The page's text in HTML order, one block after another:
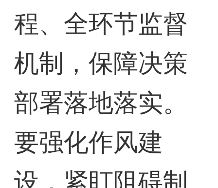
程、全环节监督
机制，保障决策
部署落地落实。
要强化作风建
设，紧盯阻碍制